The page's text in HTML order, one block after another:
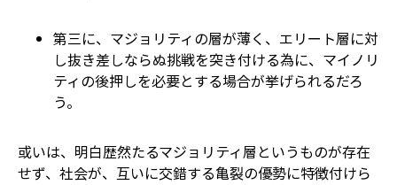
第三に、マジョリティの層が薄く、エリート層に対
し抜き差しならぬ挑戦を突き付ける為に、マイノリ
ティの後押しを必要とする場合が挙げられるだろ
う。
或いは、明白歴然たるマジョリティ層というものが存在
せず、社会が、互いに交錯する亀裂の優勢に特徴付けら